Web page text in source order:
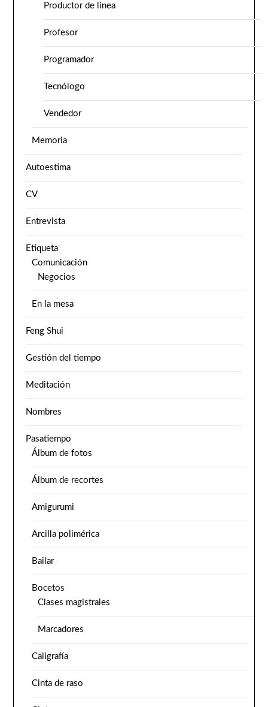
Productor de línea
Profesor
Programador
Tecnólogo
Vendedor
Memoria
Autoestima
CV
Entrevista
Etiqueta
Comunicación
Negocios
En la mesa
Feng Shui
Gestión del tiempo
Meditación
Nombres
Pasatiempo
Álbum de fotos
Álbum de recortes
Amigurumi
Arcilla polimérica
Bailar
Bocetos
Clases magistrales
Marcadores
Caligrafía
Cinta de raso